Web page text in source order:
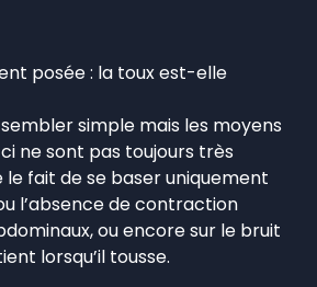
posée : la toux est-elle
simple mais les moyens
ne sont pas toujours très
fait de se baser uniquement
l’absence de contraction
ou encore sur le bruit
lorsqu’il tousse.